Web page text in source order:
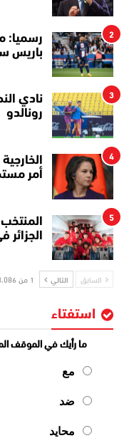
2
رسميا:
باريس
3
نادي
رونالدو
4
أمر
5
السابق التالي 1 من 3٬086
استفتاء
ما رأيك في الموقف
مع
ضد
محايد